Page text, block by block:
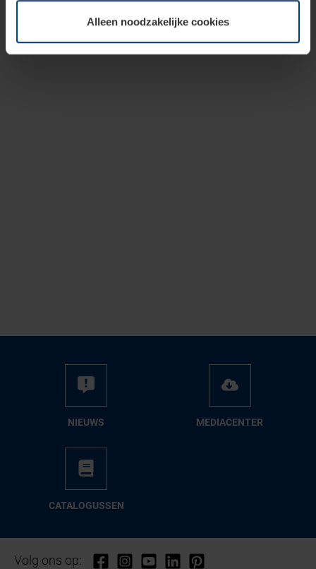
wijzigen of herroepen.Alleen noodzakelijke cookies
NIEUWS ME­DIA­CEN­TER
CA­TA­LO­GUS­SEN
Volg ons op: